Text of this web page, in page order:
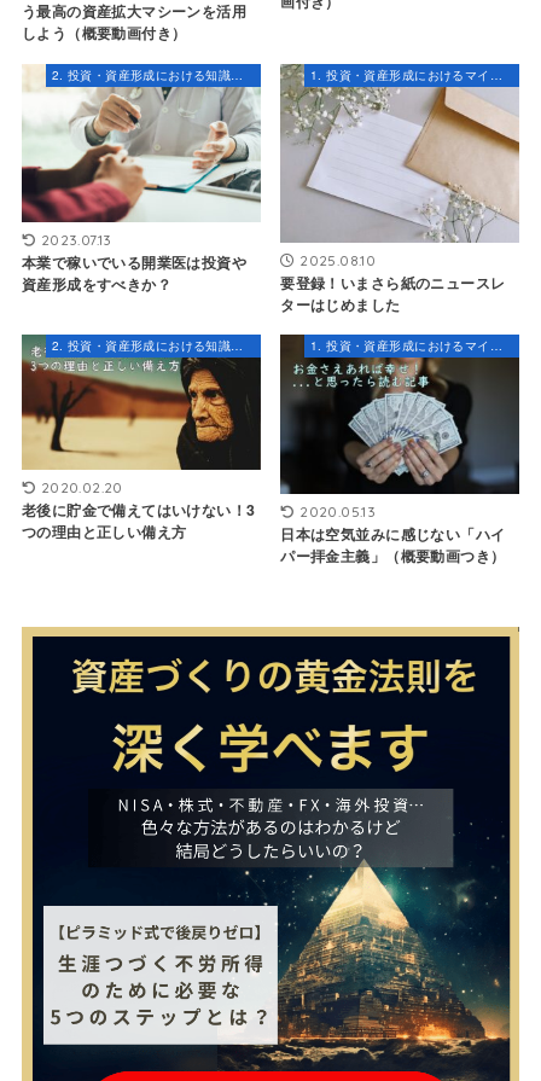
う最高の資産拡大マシーンを活用
しよう（概要動画付き）
2023.07.13
本業で稼いでいる開業医は投資や
資産形成をすべきか？
2025.08.10
要登録！いまさら紙のニュースレ
ターはじめました
2. 投資・資産形成における知識とスキル
2020.02.20
老後に貯金で備えてはいけない！3
つの理由と正しい備え方
1. 投資・資産形成におけるマインドセット
2020.05.13
日本は空気並みに感じない「ハイ
パー拝金主義」（概要動画つき）